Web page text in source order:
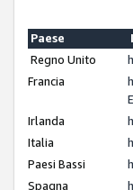
Paese
Regno Unito
Francia
Irlanda
Italia
Paesi Bassi
Spagna